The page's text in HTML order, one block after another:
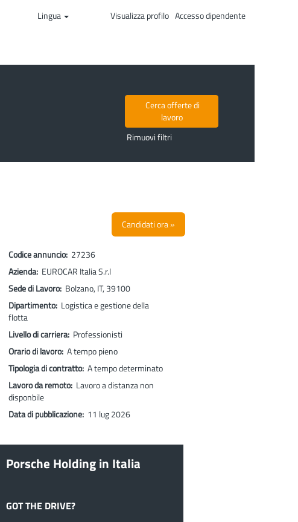
Lingua Visualizza profilo Accesso dipendente
Rimuovi filtri
Candidati ora »
Codice annuncio: 27236
Azienda: EUROCAR Italia S.r.l
Sede di Lavoro: Bolzano, IT, 39100
Dipartimento: Logistica e gestione della
flotta
Livello di carriera: Professionisti
Orario di lavoro: A tempo pieno
Tipologia di contratto: A tempo determinato
Lavoro da remoto: Lavoro a distanza non
disponbile
Data di pubblicazione: 11 lug 2026
Porsche Holding in Italia
GOT THE DRIVE?